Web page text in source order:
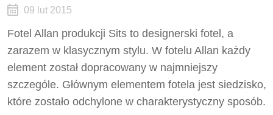
09 lut 2015
Fotel Allan produkcji Sits to designerski fotel, a
zarazem w klasycznym stylu. W fotelu Allan każdy
element został dopracowany w najmniejszy
szczególe. Głównym elementem fotela jest siedzisko,
które zostało odchylone w charakterystyczny sposób.